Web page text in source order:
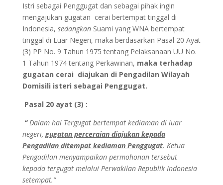
Istri sebagai Penggugat dan sebagai pihak ingin
mengajukan gugatan cerai bertempat tinggal di
Indonesia, sedangkanSuami yang WNA bertempat
tinggal di Luar Negeri, maka berdasarkan Pasal 20 Ayat
(3) PP No. 9 Tahun 1975 tentang Pelaksanaan UU No.
1 Tahun 1974 tentang Perkawinan, maka terhadap
gugatan cerai diajukan di Pengadilan Wilayah
Domisili isteri sebagai Penggugat.
Pasal 20 ayat (3) :
“Dalam hal Tergugat bertempat kediaman di luar
negeri, gugatan perceraian diajukan kepada
Pengadilan ditempat kediaman Penggugat. Ketua
Pengadilan menyampaikan permohonan tersebut
kepada tergugat melalui Perwakilan Republik Indonesia
setempat.”